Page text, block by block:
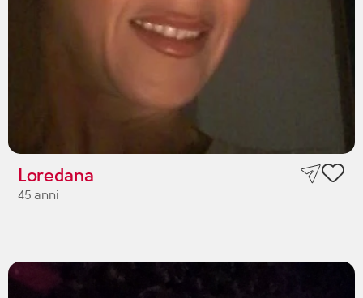
Loredana
45 anni